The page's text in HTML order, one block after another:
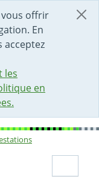
vous offrir
En
acceptez
les
en